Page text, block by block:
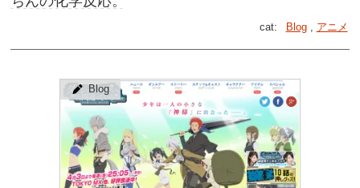
cat: Blog, アニメ
Blog